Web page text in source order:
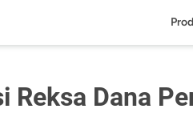
Reksa Dana